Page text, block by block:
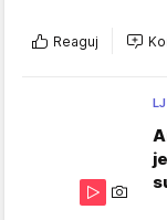
Reaguj